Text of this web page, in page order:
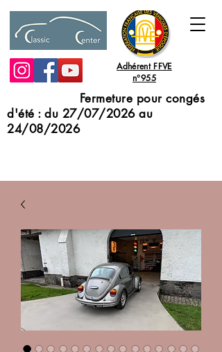
Adhérent FFVE
n°955
Fermeture pour congés
d'été : du 27/07/2026 au
24/08/2026